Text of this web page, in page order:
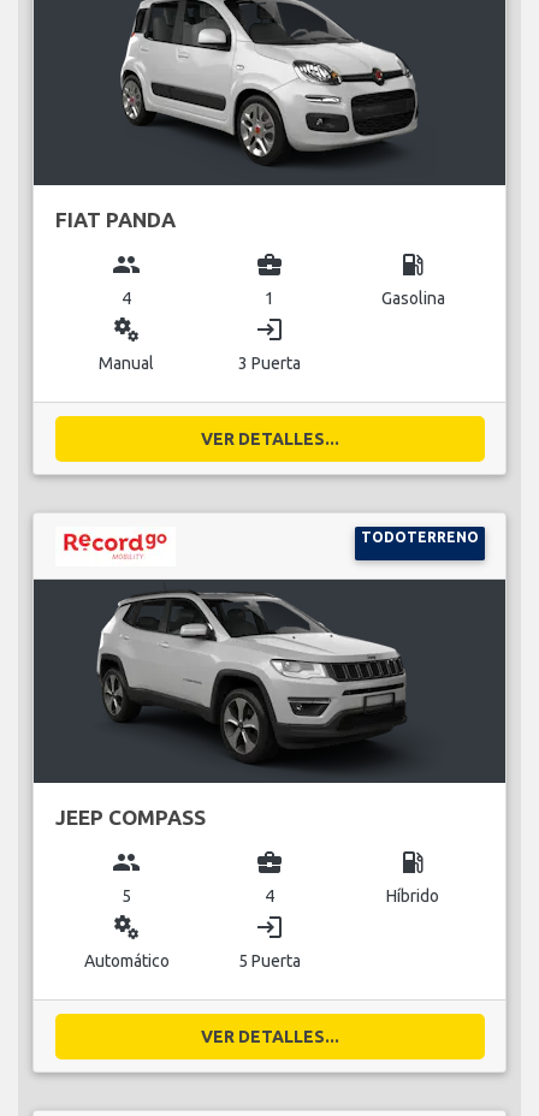
FIAT PANDA
group
4
business_center
1
local_gas_station
Gasolina
miscellaneous_services
Manual
login
3 Puerta
VER DETALLES...
TODOTERRENO
JEEP COMPASS
group
5
business_center
4
local_gas_station
Híbrido
miscellaneous_services
Automático
login
5 Puerta
VER DETALLES...